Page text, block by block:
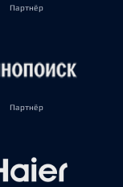
Партнёр
Партнёр